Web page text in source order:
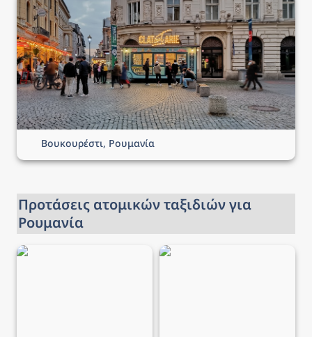
Βουκουρέστι, Ρουμανία
Προτάσεις ατομικών ταξιδιών για
Ρουμανία
Ταξίδι στο Βουκουρέστι
Ταξίδι στο Βουκουρέστι